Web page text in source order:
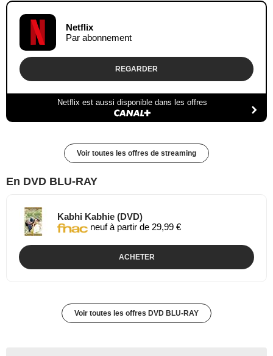
Netflix
Par abonnement
REGARDER
Netflix est aussi disponible dans les offres
Voir toutes les offres de streaming
En DVD BLU-RAY
Kabhi Kabhie (DVD)
neuf à partir de 29,99 €
ACHETER
Voir toutes les offres DVD BLU-RAY